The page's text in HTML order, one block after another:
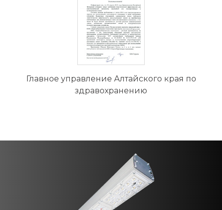
Главное управление Алтайского края по
здравохранению